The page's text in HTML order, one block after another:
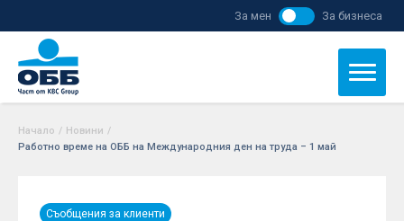
За мен За бизнеса
Начало / Новини /
Работно време на ОББ на Международния ден на труда – 1 май
Съобщения за клиенти